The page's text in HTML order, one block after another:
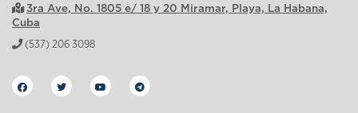
3ra Ave, No. 1805 e/ 18 y 20 Miramar, Playa, La Habana,
Cuba
(537) 206 3098